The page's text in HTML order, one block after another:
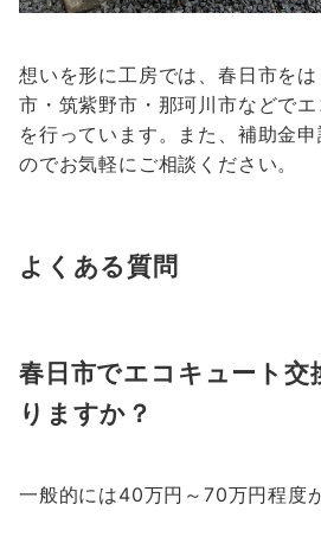
想いを形に工房では、春日市を
市・筑紫野市・那珂川市などで
を行っています。また、補助金
のでお気軽にご相談ください。
よくある質問
春日市でエコキュート
りますか？
一般的には40万円～70万円程度